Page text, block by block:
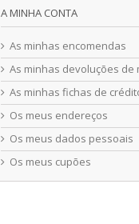
A MINHA CONTA
As minhas encomendas
As minhas devoluções de
As minhas fichas de
Os meus endereços
Os meus dados pessoais
Os meus cupões